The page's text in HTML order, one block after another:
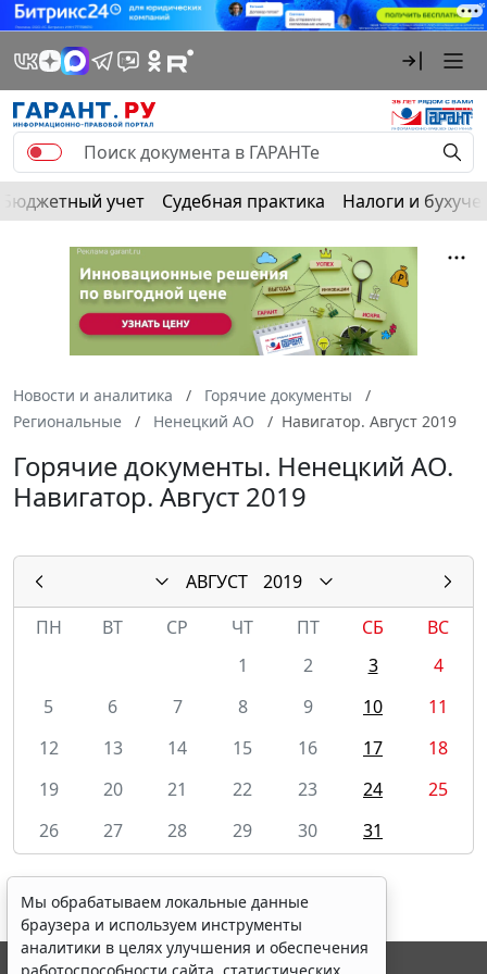
Бюджетный учет Судебная практика Налоги и
Новости и аналитика
Горячие документы
Региональные
Ненецкий АО Навигатор. Август 2019
Горячие документы. Ненецкий АО.
Навигатор. Август 2019
АВГУСТ
2019
ПН
ВТ СР ЧТ ПТ СБ
ВС
1
2 3
4
5
6 7 8 9 10
11
12
13 14 15 16 17
18
19
20 21 22 23 24
25
26
27 28 29 30 31
Мы обрабатываем локальные данные
браузера и используем инструменты
аналитики в целях улучшения и обеспечения